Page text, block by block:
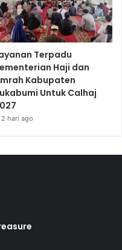
Terpadu
Haji dan
Kabupaten
Untuk Calhaj
2 hari ago